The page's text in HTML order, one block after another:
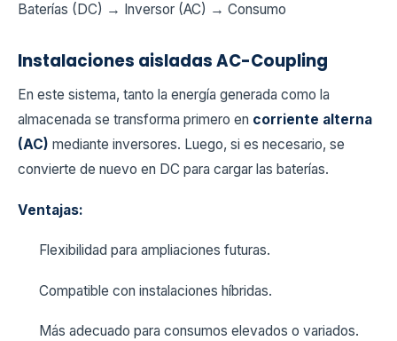
Baterías (DC) → Inversor (AC) → Consumo
Instalaciones aisladas AC-Coupling
En este sistema, tanto la energía generada como la
almacenada se transforma primero en corriente alterna
(AC) mediante inversores. Luego, si es necesario, se
convierte de nuevo en DC para cargar las baterías.
Ventajas:
Flexibilidad para ampliaciones futuras.
Compatible con instalaciones híbridas.
Más adecuado para consumos elevados o variados.